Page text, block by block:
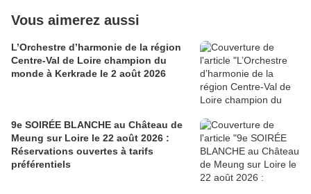
Vous aimerez aussi
L’Orchestre d’harmonie de la région
Centre-Val de Loire champion du
monde à Kerkrade le 2 août 2026
9e SOIRÉE BLANCHE au Château de
Meung sur Loire le 22 août 2026 :
Réservations ouvertes à tarifs
préférentiels